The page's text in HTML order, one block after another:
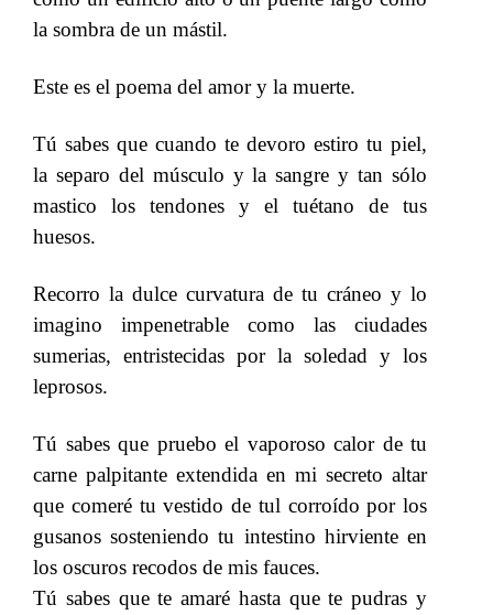
la sombra de un mástil.
Este es el poema del amor y la muerte.
Tú sabes que cuando te devoro estiro tu piel,
la separo del músculo y la sangre y tan sólo
mastico los tendones y el tuétano de tus
huesos.
Recorro la dulce curvatura de tu cráneo y lo
imagino impenetrable como las ciudades
sumerias, entristecidas por la soledad y los
leprosos.
Tú sabes que pruebo el vaporoso calor de tu
carne palpitante extendida en mi secreto altar
que comeré tu vestido de tul corroído por los
gusanos sosteniendo tu intestino hirviente en
los oscuros recodos de mis fauces.
Tú sabes que te amaré hasta que te pudras y